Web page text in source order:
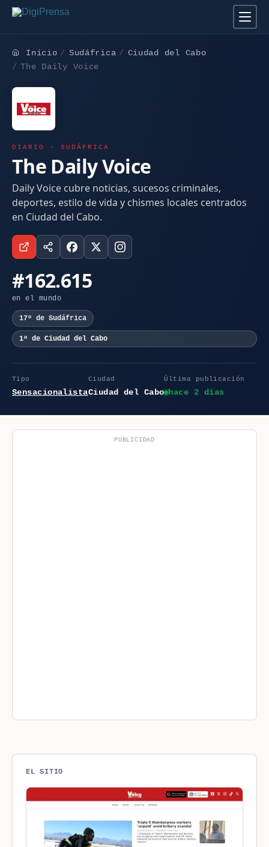
Inicio Sudáfrica
Ciudad del Cabo
The Daily Voice
DIARIO · SUDÁFRICA
The Daily Voice
Daily Voice cubre noticias, sucesos criminales,
deportes, estilo de vida y chismes locales centrados
en Ciudad del Cabo.
#162.615
en el mundo
17º de Sudáfrica
1º de Ciudad del Cabo
Tipo
Sensacionalista
Ciudad
Ciudad del Cabo
Última publicación
hace 2 días
PUBLICIDAD
EL SITIO